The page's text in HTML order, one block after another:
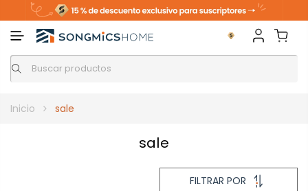
Inicio sale
sale
FILTRAR POR